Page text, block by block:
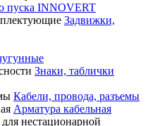
пуска INNOVERT
Задвижки,
Знаки, таблички
Кабели, провода, разъемы
Арматура кабельная